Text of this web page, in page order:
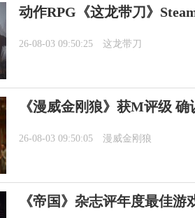
动作RPG《这龙带刀》
26-08-03 09:50:25 这龙带刀
《漫威金刚狼》获M评级
26-08-03 09:50:05 漫威金刚狼
《帝国》杂志评年度最佳游